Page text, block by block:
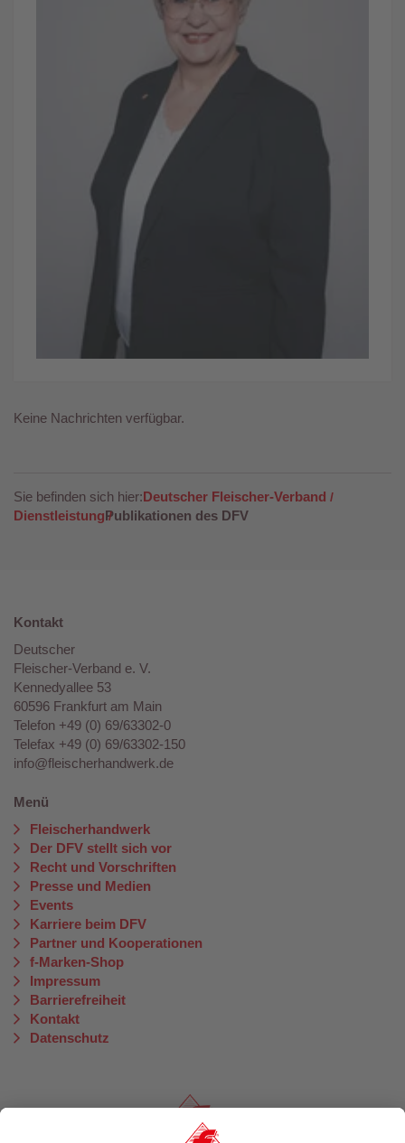
Keine Nachrichten verfügbar.
Sie befinden sich hier:Deutscher Fleischer-Verband
DienstleistungPublikationen des DFV
Kontakt
Deutscher
Fleischer-Verband e. V.
Kennedyallee 53
60596 Frankfurt am Main
Telefon +49 (0) 69/63302-0
Telefax +49 (0) 69/63302-150
info@fleischerhandwerk.de
Menü
Fleischerhandwerk
Der DFV stellt sich vor
Recht und Vorschriften
Presse und Medien
Events
Karriere beim DFV
Partner und Kooperationen
f-Marken-Shop
Impressum
Barrierefreiheit
Kontakt
Datenschutz